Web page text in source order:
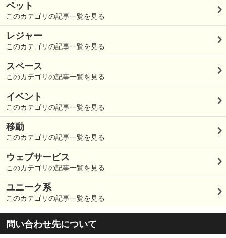
ペット
このカテゴリの記事一覧を見る
レジャー
このカテゴリの記事一覧を見る
スペース
このカテゴリの記事一覧を見る
イベント
このカテゴリの記事一覧を見る
移動
このカテゴリの記事一覧を見る
ウェブサービス
このカテゴリの記事一覧を見る
ユニーク系
このカテゴリの記事一覧を見る
問い合わせ先について